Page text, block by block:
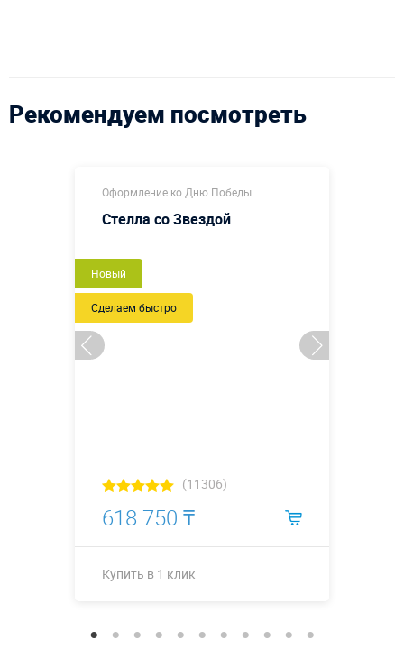
Рекомендуем посмотреть
Оформление ко Дню Победы
Стелла со Звездой
Новый
Сделаем быстро
(11306)
618 750 ₸
Купить в 1 клик